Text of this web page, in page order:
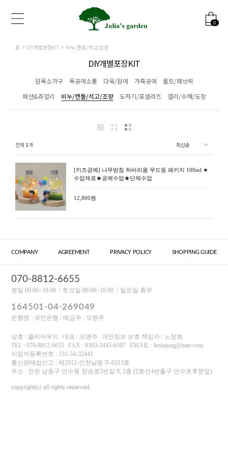
0
홈 DIY개별포장KIT 비누/캔들/석고/조향
DIY개별포장KIT
원목소가구 목공예소품 다육/원예 가죽공예
퀼트/패브릭
패션&쥬얼리
비누/캔들/석고/조향 도자기/포셀라츠 캘리/수채/도장
전체 1개
[키즈공예] 나무받침 하바리움 무드등 패키지 100ml ★
수업재료★공예수업★단체수업
12,800원
COMPANY AGREEMENT PRIVACY POLICY SHOPPING GUIDE
070-8812-6655
평일 09:00~18:00 토요일 09:00~18:00 일요일 휴무
164501-04-269049
은행명 : 국민은행 / 예금주 : 오병주
상호 : 줄리아우드 대표 : 오병주
개인정보 보호 책임자 : 노정희
TEL : 070-8812-6655
FAX : 0303-3445-6587
EMAIL : heiinjung@nate.com
사업자등록번호 : 131-34-32441
통신판매업신고 : 제2012-인천남동구-0313호
주소 : 인천 남동구 만수동 장승로5번길 8, 2층 (2호선4번출구 만수초후문앞)
copyright(c) all rights reserved.